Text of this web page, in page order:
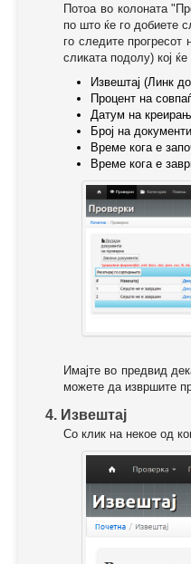
Потоа во колоната
по што ќе го добиете
го следите
сликата подолу) кој
Извештај (Линк
Процент на
Датум на
Број на
Време кога е
Време кога е
Имајте во предвид
можете да извршите
4. Извештај
Со клик на некое од